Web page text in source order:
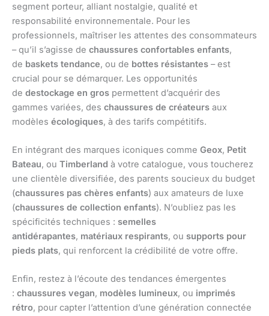
segment porteur, alliant nostalgie, qualité et
responsabilité environnementale. Pour les
professionnels, maîtriser les attentes des consommateurs
– qu’il s’agisse de chaussures confortables enfants,
de baskets tendance, ou de bottes résistantes – est
crucial pour se démarquer. Les opportunités
de destockage en gros permettent d’acquérir des
gammes variées, des chaussures de créateurs aux
modèles écologiques, à des tarifs compétitifs.
En intégrant des marques iconiques comme Geox, Petit
Bateau, ou Timberland à votre catalogue, vous toucherez
une clientèle diversifiée, des parents soucieux du budget
(chaussures pas chères enfants) aux amateurs de luxe
(chaussures de collection enfants). N’oubliez pas les
spécificités techniques : semelles
antidérapantes, matériaux respirants, ou supports pour
pieds plats, qui renforcent la crédibilité de votre offre.
Enfin, restez à l’écoute des tendances émergentes
: chaussures vegan, modèles lumineux, ou imprimés
rétro, pour capter l’attention d’une génération connectée